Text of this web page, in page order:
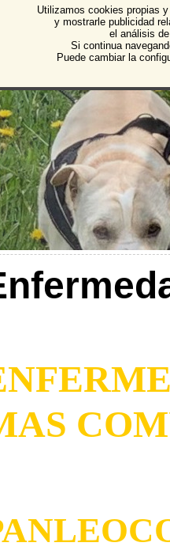
de Animales
de Animales y Plantas de
Utilizamos cookies propias
y mostrarle publicidad
el análisis
Si continua
Puede cambiar la